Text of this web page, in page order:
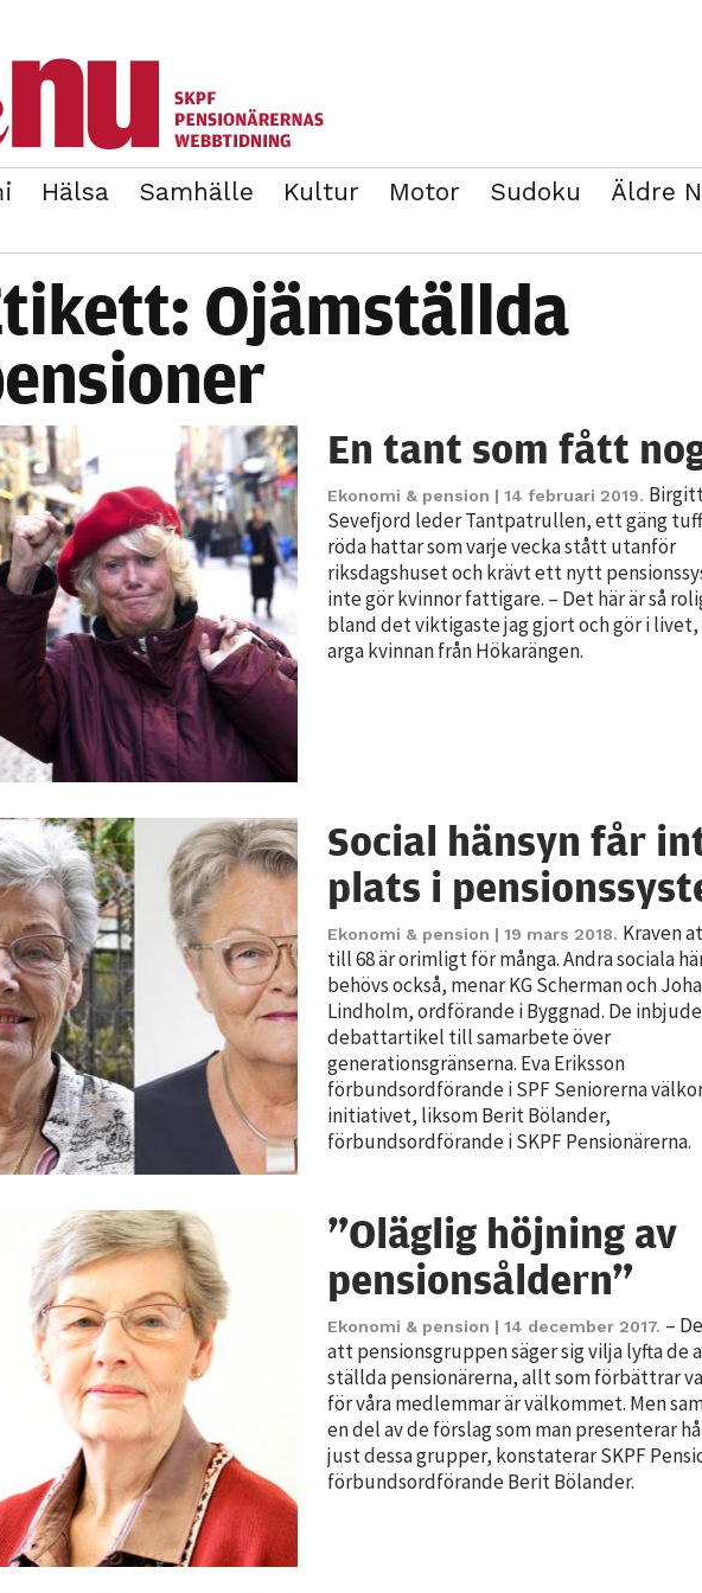
Hälsa Samhälle Kultur Motor Sudoku Äldre
Ojämställda
En tant som fått
Ekonomi & pension | 14 februari 2019.
Sevefjord leder Tantpatrullen, ett gäng
röda hattar som varje vecka stått utanför
riksdagshuset och krävt ett nytt
inte gör kvinnor fattigare. – Det här är så
bland det viktigaste jag gjort och gör i livet,
arga kvinnan från Hökarängen.
Social hänsyn får
plats i
Ekonomi & pension | 19 mars 2018. Kraven
till 68 är orimligt för många. Andra sociala
behövs också, menar KG Scherman och
Lindholm, ordförande i Byggnad. De
debattartikel till samarbete över
generationsgränserna. Eva Eriksson
förbundsordförande i SPF Seniorerna
initiativet, liksom Berit Bölander,
förbundsordförande i SKPF Pensionärerna.
”Oläglig höjning av
pensionsåldern”
Ekonomi & pension | 14 december 2017. –
att pensionsgruppen säger sig vilja lyfta de
ställda pensionärerna, allt som förbättrar
för våra medlemmar är välkommet. Men
en del av de förslag som man presenterar
just dessa grupper, konstaterar SKPF
förbundsordförande Berit Bölander.
går inte att
välja bort. De
behövs för
över huvud
taget ska
fungera.
Statistik
För att vi ska
kunna
funktionalitet
och
uppbyggnad,
baserat på
hur hemsidan
används.
Upplevelse
För att vår